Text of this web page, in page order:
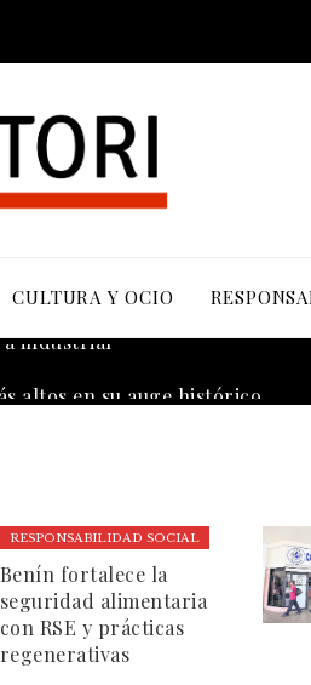
CULTURA Y OCIO
RESPONSABILIDAD SOCIAL
Benín fortalece la
seguridad alimentaria
con RSE y prácticas
regenerativas